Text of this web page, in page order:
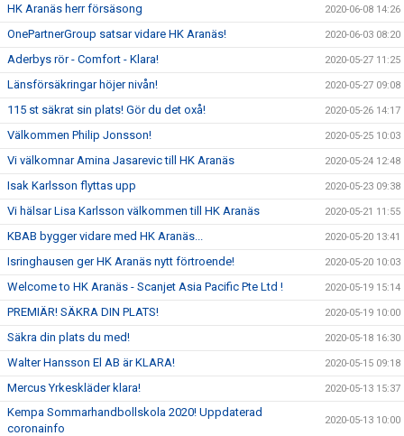
HK Aranäs herr försäsong 2020-06-08 14:26
OnePartnerGroup satsar vidare HK Aranäs! 2020-06-03 08:20
Aderbys rör - Comfort - Klara! 2020-05-27 11:25
Länsförsäkringar höjer nivån! 2020-05-27 09:08
115 st säkrat sin plats! Gör du det oxå! 2020-05-26 14:17
Välkommen Philip Jonsson! 2020-05-25 10:03
Vi välkomnar Amina Jasarevic till HK Aranäs 2020-05-24 12:48
Isak Karlsson flyttas upp 2020-05-23 09:38
Vi hälsar Lisa Karlsson välkommen till HK Aranäs 2020-05-21 11:55
KBAB bygger vidare med HK Aranäs... 2020-05-20 13:41
Isringhausen ger HK Aranäs nytt förtroende! 2020-05-20 10:03
Welcome to HK Aranäs - Scanjet Asia Pacific Pte Ltd ! 2020-05-19 15:14
PREMIÄR! SÄKRA DIN PLATS! 2020-05-19 10:00
Säkra din plats du med! 2020-05-18 16:30
Walter Hansson El AB är KLARA! 2020-05-15 09:18
Mercus Yrkeskläder klara! 2020-05-13 15:37
Kempa Sommarhandbollskola 2020! Uppdaterad
coronainfo
2020-05-13 10:00